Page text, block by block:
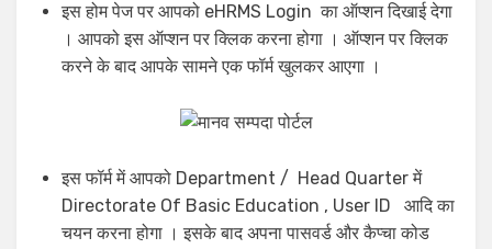
इस होम पेज पर आपको eHRMS Login का ऑप्शन दिखाई देगा
। आपको इस ऑप्शन पर क्लिक करना होगा । ऑप्शन पर क्लिक
करने के बाद आपके सामने एक फॉर्म खुलकर आएगा ।
इस फॉर्म में आपको Department / Head Quarter में
Directorate Of Basic Education , User ID आदि का
चयन करना होगा । इसके बाद अपना पासवर्ड और कैप्चा कोड